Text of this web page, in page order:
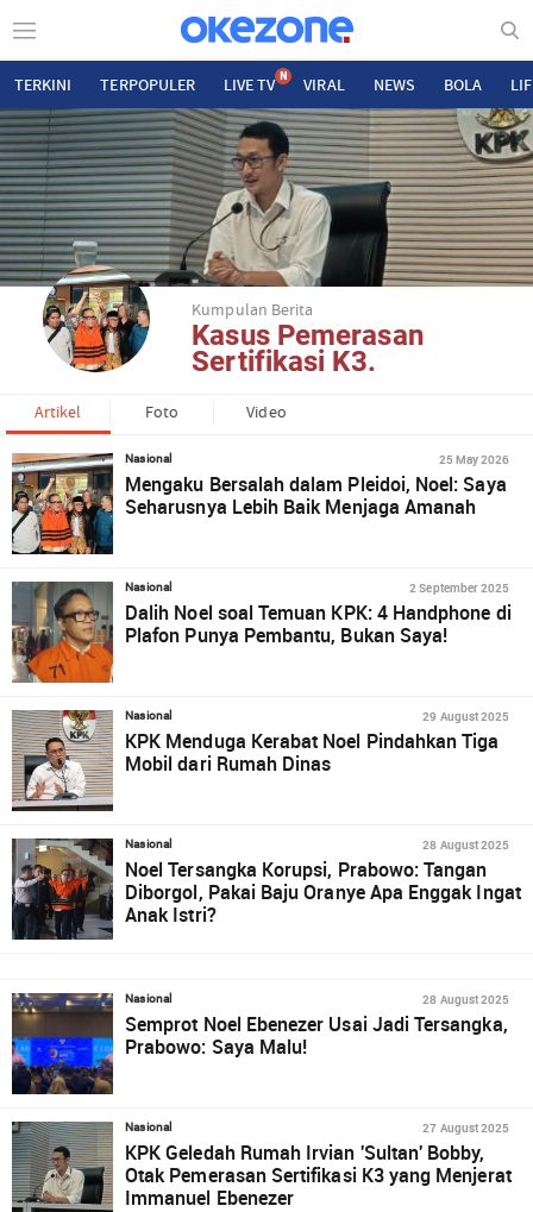
TERKINI TERPOPULER LIVE TV N VIRAL NEWS BOLA
Kumpulan Berita
Kasus Pemerasan
Sertifikasi K3.
Artikel Foto Video
Nasional 25 May 2026
Mengaku Bersalah dalam Pleidoi, Noel: Saya
Seharusnya Lebih Baik Menjaga Amanah
Nasional 2 September 2025
Dalih Noel soal Temuan KPK: 4 Handphone di
Plafon Punya Pembantu, Bukan Saya!
Nasional 29 August 2025
KPK Menduga Kerabat Noel Pindahkan Tiga
Mobil dari Rumah Dinas
Nasional 28 August 2025
Noel Tersangka Korupsi, Prabowo: Tangan
Diborgol, Pakai Baju Oranye Apa Enggak Ingat
Anak Istri?
Nasional 28 August 2025
Semprot Noel Ebenezer Usai Jadi Tersangka,
Prabowo: Saya Malu!
Nasional 27 August 2025
KPK Geledah Rumah Irvian 'Sultan' Bobby,
Otak Pemerasan Sertifikasi K3 yang Menjerat
Immanuel Ebenezer